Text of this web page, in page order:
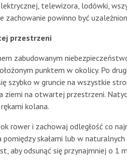
telewizora, lodówki,
zachowanie powinno być
przestrzeni
zabudowanym
punktem w okolicy. Po
szybko w gruncie na wszystkie
ziemi na otwartej przestrzeni.
kolana.
rower i zachowaj odległość co
pomiędzy skałami lub w
aby odsunąć się przynajmniej o